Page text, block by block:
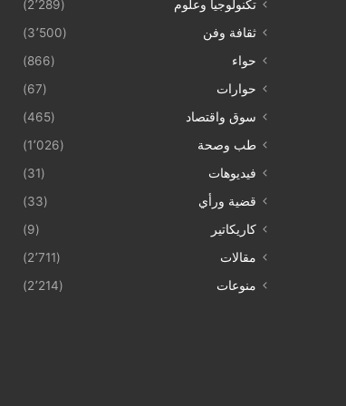
تكنولوجيا وعلوم
(2٬289)
ثقافة وفن
(3٬500)
حواء
(866)
حوارات
(67)
سوق واقتصاد
(465)
طب وصحة
(1٬026)
فيديوهات
(31)
قضية ورأي
(33)
كاريكاتير
(9)
مقالات
(2٬711)
منوعات
(2٬214)